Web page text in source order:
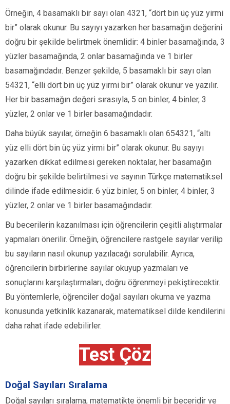
Örneğin, 4 basamaklı bir sayı olan 4321, “dört bin üç yüz yirmi
bir” olarak okunur. Bu sayıyı yazarken her basamağın değerini
doğru bir şekilde belirtmek önemlidir: 4 binler basamağında, 3
yüzler basamağında, 2 onlar basamağında ve 1 birler
basamağındadır. Benzer şekilde, 5 basamaklı bir sayı olan
54321, “elli dört bin üç yüz yirmi bir” olarak okunur ve yazılır.
Her bir basamağın değeri sırasıyla, 5 on binler, 4 binler, 3
yüzler, 2 onlar ve 1 birler basamağındadır.
Daha büyük sayılar, örneğin 6 basamaklı olan 654321, “altı
yüz elli dört bin üç yüz yirmi bir” olarak okunur. Bu sayıyı
yazarken dikkat edilmesi gereken noktalar, her basamağın
doğru bir şekilde belirtilmesi ve sayının Türkçe matematiksel
dilinde ifade edilmesidir. 6 yüz binler, 5 on binler, 4 binler, 3
yüzler, 2 onlar ve 1 birler basamağındadır.
Bu becerilerin kazanılması için öğrencilerin çeşitli alıştırmalar
yapmaları önerilir. Örneğin, öğrencilere rastgele sayılar verilip
bu sayıların nasıl okunup yazılacağı sorulabilir. Ayrıca,
öğrencilerin birbirlerine sayılar okuyup yazmaları ve
sonuçlarını karşılaştırmaları, doğru öğrenmeyi pekiştirecektir.
Bu yöntemlerle, öğrenciler doğal sayıları okuma ve yazma
konusunda yetkinlik kazanarak, matematiksel dilde kendilerini
daha rahat ifade edebilirler.
Test Çöz
Doğal Sayıları Sıralama
Doğal sayıları sıralama, matematikte önemli bir beceridir ve